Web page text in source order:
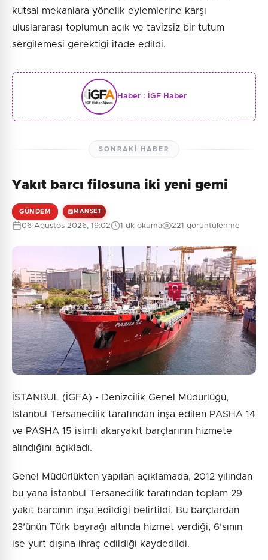
kutsal mekanlara yönelik eylemlerine karşı
uluslararası toplumun açık ve tavizsiz bir tutum
sergilemesi gerektiği ifade edildi.
Haber : İGF Haber
SONRAKI HABER
Yakıt barcı filosuna iki yeni gemi
GÜNDEM MANŞET
06 Ağustos 2026, 19:02 1 dk okuma 221 görüntülenme
İSTANBUL (İGFA) - Denizcilik Genel Müdürlüğü,
İstanbul Tersanecilik tarafından inşa edilen PASHA 14
ve PASHA 15 isimli akaryakıt barçlarının hizmete
alındığını açıkladı.
Genel Müdürlükten yapılan açıklamada, 2012 yılından
bu yana İstanbul Tersanecilik tarafından toplam 29
yakıt barcının inşa edildiği belirtildi. Bu barçlardan
23’ünün Türk bayrağı altında hizmet verdiği, 6’sının
ise yurt dışına ihraç edildiği kaydedildi.